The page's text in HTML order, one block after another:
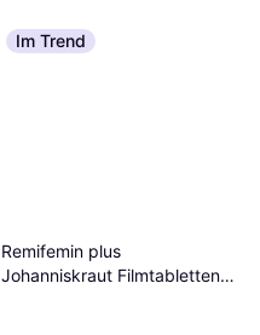
Im Trend
Remifemin plus
Johanniskraut Filmtabletten